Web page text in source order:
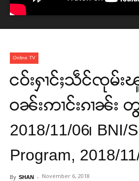
Online TV
ငဝ်းႁၢင်ႈသဵင်ၸုမ်းၽူ
ဝၼ်းဢၢင်းၵၢၼ်း
2018/11/06၊ BNI/
Program, 2018/
By SHAN - November 6, 2018